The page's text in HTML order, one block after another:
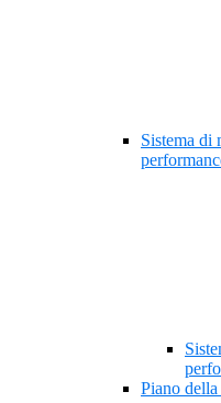
Sistema di
Piano